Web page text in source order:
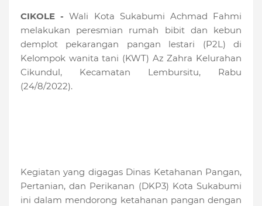
CIKOLE - Wali Kota Sukabumi Achmad Fahmi
melakukan peresmian rumah bibit dan kebun
demplot pekarangan pangan lestari (P2L) di
Kelompok wanita tani (KWT) Az Zahra Kelurahan
Cikundul, Kecamatan Lembursitu, Rabu
(24/8/2022).
Kegiatan yang digagas Dinas Ketahanan Pangan,
Pertanian, dan Perikanan (DKP3) Kota Sukabumi
ini dalam mendorong ketahanan pangan dengan